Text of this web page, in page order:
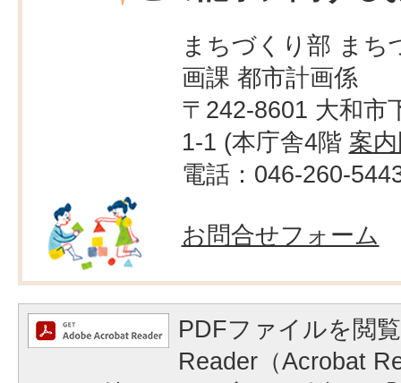
まちづくり部 まち
画課 都市計画係
〒242-8601 大和市
1-1 (本庁舎4階 案
電話：046-260-
お問合せフォーム
PDFファイルを閲
Reader（Acrobat